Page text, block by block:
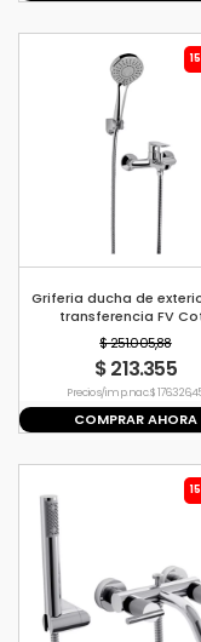
Griferia ducha de
transferencia FV
$ 251.005,88
$ 213.355
Precio s/imp. nac. $
COMPRAR AHORA